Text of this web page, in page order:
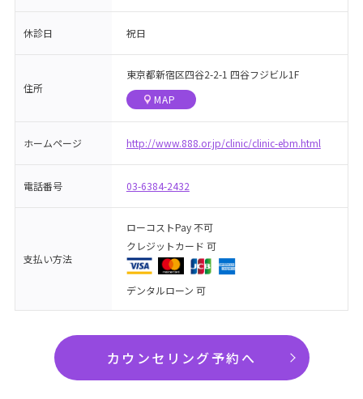
休診日 祝日
住所
東京都新宿区四谷2-2-1 四谷フジビル1F
MAP
ホームページ http://www.888.or.jp/clinic/clinic-ebm.html
電話番号 03-6384-2432
支払い方法
ローコストPay 不可
クレジットカード 可
デンタルローン 可
カウンセリング予約へ